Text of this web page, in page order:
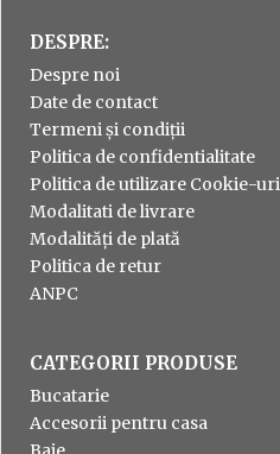
DESPRE:
Despre noi
Date de contact
Termeni și condiții
Politica de confidentialitate
Politica de utilizare Cookie-uri
Modalitati de livrare
Modalități de plată
Politica de retur
ANPC
CATEGORII PRODUSE
Bucatarie
Accesorii pentru casa